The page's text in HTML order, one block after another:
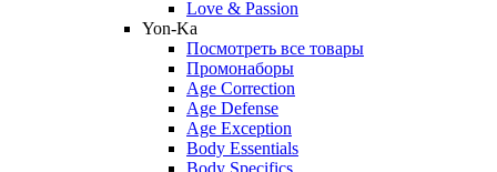
Love & Passion
Yon-Ka
Посмотреть все товары
Промонаборы
Age Correction
Age Defense
Age Exception
Body Essentials
Body Specifics